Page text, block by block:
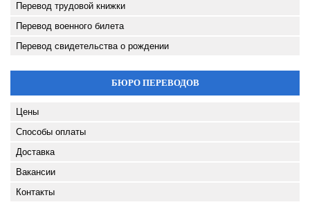
Перевод трудовой книжки
Перевод военного билета
Перевод свидетельства о рождении
БЮРО ПЕРЕВОДОВ
Цены
Способы оплаты
Доставка
Вакансии
Контакты